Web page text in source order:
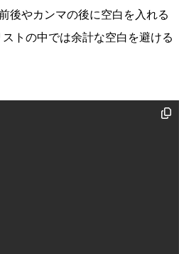
後やカンマの後に空白を入れる
トの中では余計な空白を避ける